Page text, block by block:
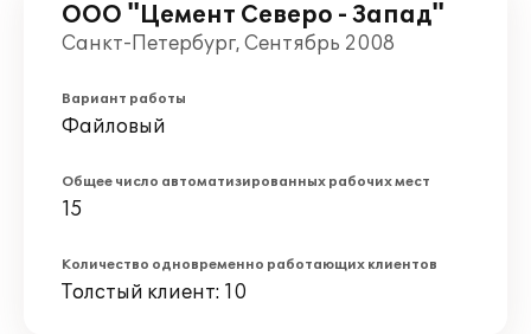
ООО "Цемент Северо - Запад"
Санкт-Петербург, Сентябрь 2008
Вариант работы
Файловый
Общее число автоматизированных рабочих мест
15
Количество одновременно работающих клиентов
Толстый клиент: 10